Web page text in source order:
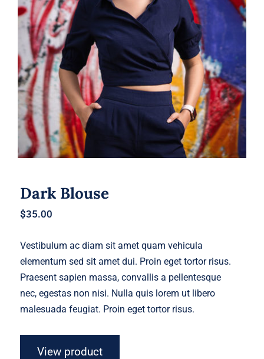
Dark Blouse
Dark Blouse
$35.00
Vestibulum ac diam sit amet quam vehicula
elementum sed sit amet dui. Proin eget tortor risus.
Praesent sapien massa, convallis a pellentesque
nec, egestas non nisi. Nulla quis lorem ut libero
malesuada feugiat. Proin eget tortor risus.
View product